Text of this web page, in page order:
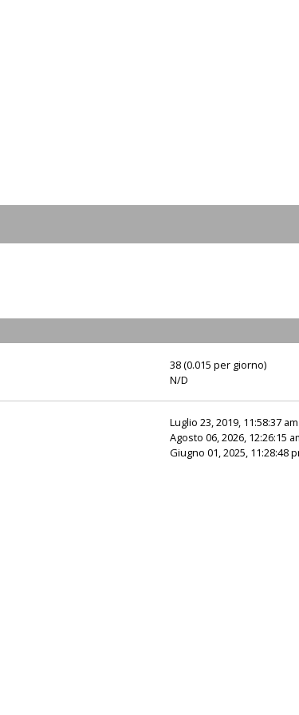
38 (0.015 per giorno)
N/D
Luglio 23, 2019, 11:58:37 am
Agosto 06, 2026, 12:26:15
Giugno 01, 2025, 11:28:48